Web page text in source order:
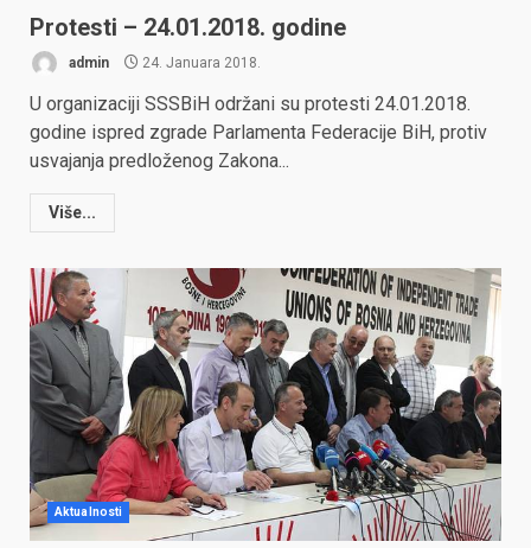
Protesti – 24.01.2018. godine
admin 24. Januara 2018.
U organizaciji SSSBiH održani su protesti 24.01.2018.
godine ispred zgrade Parlamenta Federacije BiH, protiv
usvajanja predloženog Zakona...
Više...
Aktualnosti